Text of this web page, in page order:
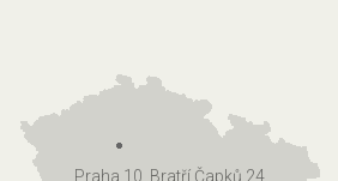
Praha 10, Bratří Čapků 24